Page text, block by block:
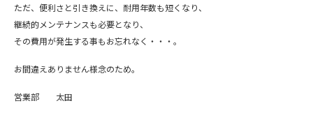
ただ、便利さと引き換えに、耐用年数も短くなり、
継続的メンテナンスも必要となり、
その費用が発生する事もお忘れなく・・・。
お間違えありません様念のため。
営業部 太田